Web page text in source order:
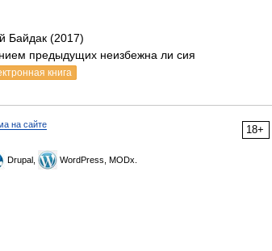
Байдак (2017)
предыдущих неизбежна ли сия
книга
18+
на сайте
Drupal, WordPress, MODx.